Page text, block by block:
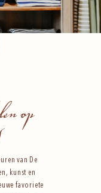
op
van De
kunst en
favoriete